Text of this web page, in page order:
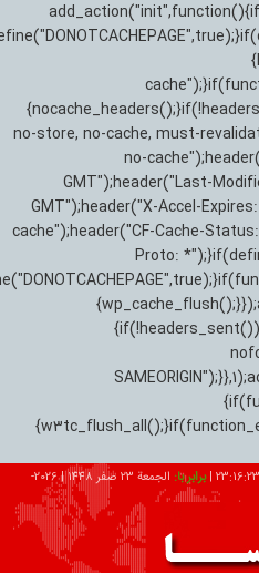
no-store, no-cache, must-
no-
GMT");header("Last-
GMT");header("X-Accel-
cache");header("CF-Cache-
Proto:
23:16:24
|برابر با: الجمعة 23 صفر 1448 |
2026-
تبلیغات درباره ما ارتباط با ما